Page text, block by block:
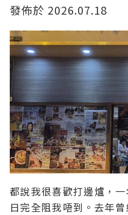
發佈於 2026.07.18
都說我很喜歡打邊爐，
日完全阻我唔到。去年